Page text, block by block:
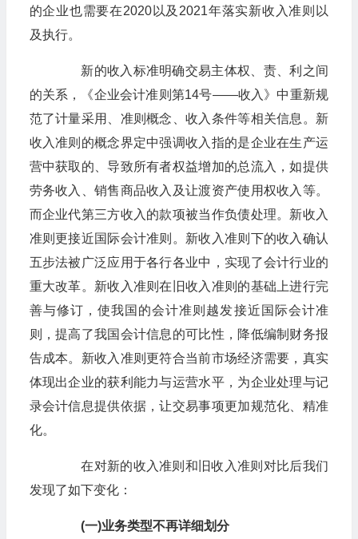
的企业也需要在2020以及2021年落实新收入准则以
及执行。
新的收入标准明确交易主体权、责、利之间
的关系，《企业会计准则第14号——收入》中重新规
范了计量采用、准则概念、收入条件等相关信息。新
收入准则的概念界定中强调收入指的是企业在生产运
营中获取的、导致所有者权益增加的总流入，如提供
劳务收入、销售商品收入及让渡资产使用权收入等。
而企业代第三方收入的款项被当作负债处理。新收入
准则更接近国际会计准则。新收入准则下的收入确认
五步法被广泛应用于各行各业中，实现了会计行业的
重大改革。新收入准则在旧收入准则的基础上进行完
善与修订，使我国的会计准则越发接近国际会计准
则，提高了我国会计信息的可比性，降低编制财务报
告成本。新收入准则更符合当前市场经济需要，真实
体现出企业的获利能力与运营水平，为企业处理与记
录会计信息提供依据，让交易事项更加规范化、精准
化。
在对新的收入准则和旧收入准则对比后我们
发现了如下变化：
(一)业务类型不再详细划分